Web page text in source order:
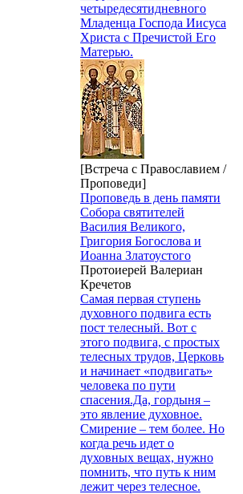
четыредесятидневного
Младенца Господа Иисуса
Христа с Пречистой Его
Матерью.
[Встреча с Православием /
Проповеди]
Проповедь в день памяти
Собора святителей
Василия Великого,
Григория Богослова и
Иоанна Златоустого
Протоиерей Валериан
Кречетов
Самая первая ступень
духовного подвига есть
пост телесный. Вот с
этого подвига, с простых
телесных трудов, Церковь
и начинает «подвигать»
человека по пути
спасения.Да, гордыня –
это явление духовное.
Смирение – тем более. Но
когда речь идет о
духовных вещах, нужно
помнить, что путь к ним
лежит через телесное.